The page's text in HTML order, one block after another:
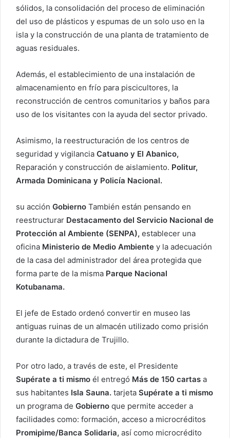
sólidos, la consolidación del proceso de eliminación
del uso de plásticos y espumas de un solo uso en la
isla y la construcción de una planta de tratamiento de
aguas residuales.
Además, el establecimiento de una instalación de
almacenamiento en frío para piscicultores, la
reconstrucción de centros comunitarios y baños para
uso de los visitantes con la ayuda del sector privado.
Asimismo, la reestructuración de los centros de
seguridad y vigilancia Catuano y El Abanico,
Reparación y construcción de aislamiento. Politur,
Armada Dominicana y Policía Nacional.
su acción Gobierno También están pensando en
reestructurar Destacamento del Servicio Nacional de
Protección al Ambiente (SENPA), establecer una
oficina Ministerio de Medio Ambiente y la adecuación
de la casa del administrador del área protegida que
forma parte de la misma Parque Nacional
Kotubanama.
El jefe de Estado ordenó convertir en museo las
antiguas ruinas de un almacén utilizado como prisión
durante la dictadura de Trujillo.
Por otro lado, a través de este, el Presidente
Supérate a ti mismo él entregó Más de 150 cartas a
sus habitantes Isla Sauna. tarjeta Supérate a ti mismo
un programa de Gobierno que permite acceder a
facilidades como: formación, acceso a microcréditos
Promipime/Banca Solidaria, así como microcrédito